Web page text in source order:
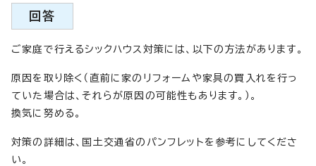
回答
ご家庭で行えるシックハウス対策には、以下の方法があります。
原因を取り除く（直前に家のリフォームや家具の買入れを行っ
ていた場合は、それらが原因の可能性もあります。）。
換気に努める。
対策の詳細は、国土交通省のパンフレットを参考にしてくださ
い。